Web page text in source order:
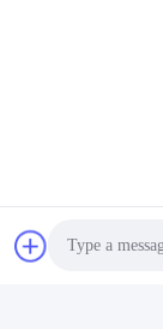
Số 102,